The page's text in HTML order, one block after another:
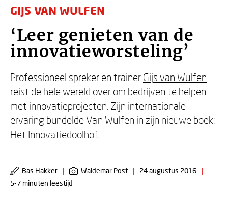
GIJS VAN WULFEN
‘Leer genieten van de
innovatieworsteling’
Professioneel spreker en trainer Gijs van Wulfen
reist de hele wereld over om bedrijven te helpen
met innovatieprojecten. Zijn internationale
ervaring bundelde Van Wulfen in zijn nieuwe boek:
Het Innovatiedoolhof.
Bas Hakker | Waldemar Post | 24 augustus 2016
|
5-7 minuten leestijd